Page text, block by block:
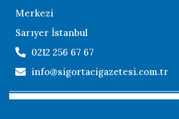
Merkezi
Sarıyer İstanbul
0212 256 67 67
info@sigortacigazetesi.com.tr